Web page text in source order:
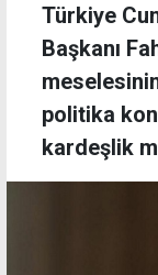
Türkiye
Başkanı
politika
kardeşlik